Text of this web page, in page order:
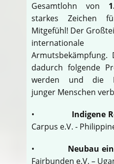
Gesamtlohn von
starkes Zeichen
Mitgefühl! Der
Armutsbekämpfung.
dadurch folgende
werden und die
junger Menschen
• Indigene
Carpus e.V. -
• Neubau
Fairbunden e.V. –